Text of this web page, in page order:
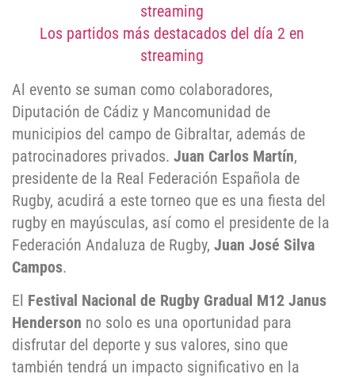
streaming
Los partidos más destacados del día 2 en
streaming
Al evento se suman como colaboradores,
Diputación de Cádiz y Mancomunidad de
municipios del campo de Gibraltar, además de
patrocinadores privados. Juan Carlos Martín,
presidente de la Real Federación Española de
Rugby, acudirá a este torneo que es una fiesta del
rugby en mayúsculas, así como el presidente de la
Federación Andaluza de Rugby, Juan José Silva
Campos.
El Festival Nacional de Rugby Gradual M12 Janus
Henderson no solo es una oportunidad para
disfrutar del deporte y sus valores, sino que
también tendrá un impacto significativo en la